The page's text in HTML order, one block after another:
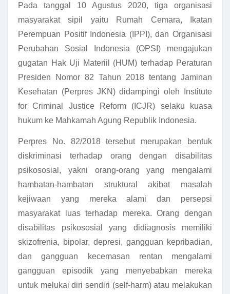
Pada tanggal 10 Agustus 2020, tiga organisasi
masyarakat sipil yaitu Rumah Cemara, Ikatan
Perempuan Positif Indonesia (IPPI), dan Organisasi
Perubahan Sosial Indonesia (OPSI) mengajukan
gugatan Hak Uji Materiil (HUM) terhadap Peraturan
Presiden Nomor 82 Tahun 2018 tentang Jaminan
Kesehatan (Perpres JKN) didampingi oleh Institute
for Criminal Justice Reform (ICJR) selaku kuasa
hukum ke Mahkamah Agung Republik Indonesia.
Perpres No. 82/2018 tersebut merupakan bentuk
diskriminasi terhadap orang dengan disabilitas
psikososial, yakni orang-orang yang mengalami
hambatan-hambatan struktural akibat masalah
kejiwaan yang mereka alami dan persepsi
masyarakat luas terhadap mereka. Orang dengan
disabilitas psikososial yang didiagnosis memiliki
skizofrenia, bipolar, depresi, gangguan kepribadian,
dan gangguan kecemasan rentan mengalami
gangguan episodik yang menyebabkan mereka
untuk melukai diri sendiri (self-harm) atau melakukan